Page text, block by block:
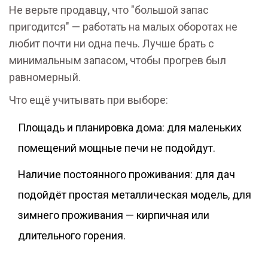
Не верьте продавцу, что "большой запас
пригодится" — работать на малых оборотах не
любит почти ни одна печь. Лучше брать с
минимальным запасом, чтобы прогрев был
равномерный.
Что ещё учитывать при выборе:
Площадь и планировка дома: для маленьких
помещений мощные печи не подойдут.
Наличие постоянного проживания: для дач
подойдёт простая металлическая модель, для
зимнего проживания — кирпичная или
длительного горения.